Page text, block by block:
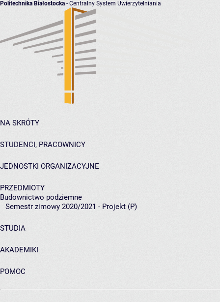
Politechnika Białostocka - Centralny System Uwierzytelniania
NA SKRÓTY
STUDENCI, PRACOWNICY
JEDNOSTKI ORGANIZACYJNE
PRZEDMIOTY
Budownictwo podziemne
Semestr zimowy 2020/2021 - Projekt (P)
STUDIA
AKADEMIKI
POMOC